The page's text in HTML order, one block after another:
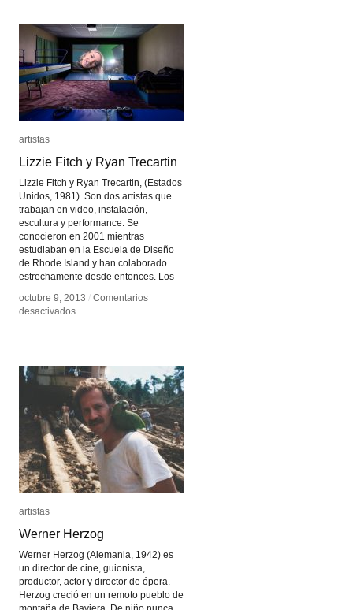
artistas
Lizzie Fitch y Ryan Trecartin
Lizzie Fitch y Ryan Trecartin, (Estados
Unidos, 1981). Son dos artistas que
trabajan en video, instalación,
escultura y performance. Se
conocieron en 2001 mientras
estudiaban en la Escuela de Diseño
de Rhode Island y han colaborado
estrechamente desde entonces. Los
octubre 9, 2013 / Comentarios
desactivadosen
Ryan
Trecartin
artistas
Lizzie Fitch y Ryan Trecartin
octubre 9, 2013 / Comentarios
desactivadosen
Ryan
Trecartin
artistas
Werner Herzog
Werner Herzog (Alemania, 1942) es
un director de cine, guionista,
productor, actor y director de ópera.
Herzog creció en un remoto pueblo de
artistas
Werner Herzog